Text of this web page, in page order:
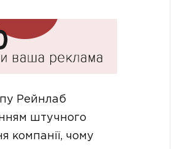
Рейнлаб
штучного
компанії, чому